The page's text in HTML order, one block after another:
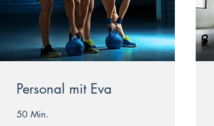
Personal mit Eva
50 Min.